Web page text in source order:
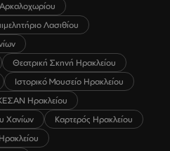
Λασιθίου
Θεατρική Σκηνή Ηρακλείου
Ιστορικό Μουσείο Ηρακλείου
Ηρακλείου
Χανίων
Καρτερός Ηρακλείου